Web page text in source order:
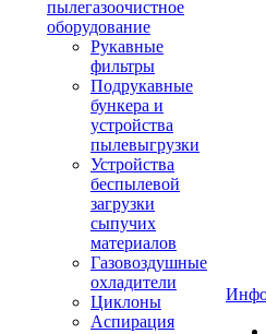
пылегазоочистное
оборудование
Рукавные
фильтры
Подрукавные
бункера и
устройства
пылевыгрузки
Устройства
беспылевой
загрузки
сыпучих
материалов
Газовоздушные
охладители
Циклоны
Аспирация